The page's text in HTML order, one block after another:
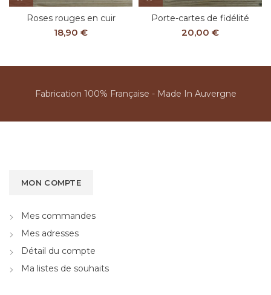
Roses rouges en cuir
18,90 €
Porte-cartes de fidélité
20,00 €
Fabrication 100% Française - Made In Auvergne
MON COMPTE
Mes commandes
Mes adresses
Détail du compte
Ma listes de souhaits